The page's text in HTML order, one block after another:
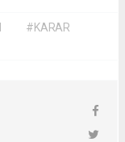
#KARAR